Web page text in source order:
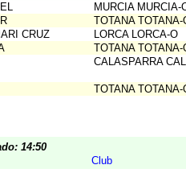
MURCIA MURCIA-
TOTANA TOTANA-
CRUZ
LORCA LORCA-O
TOTANA TOTANA-
CALASPARRA
TOTANA TOTANA-
14:50
Club